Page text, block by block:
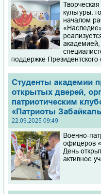
культуры:
началом
академией,
поддержке
Студенты академии
открытых дверей,
патриотическим
«Патриоты
22.09.2025 09:49
Военно-
офицеров
День
активное